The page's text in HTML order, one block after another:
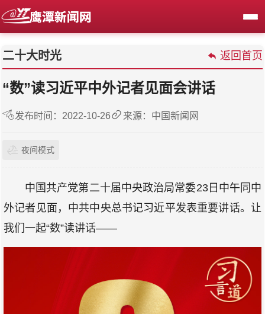
二十大时光 返回首页
“数”读习近平中外记者见面会讲话
发布时间：2022-10-26 来源：中国新闻网
夜间模式
中国共产党第二十届中央政治局常委23日中午同中
外记者见面，中共中央总书记习近平发表重要讲话。让
我们一起“数”读讲话——